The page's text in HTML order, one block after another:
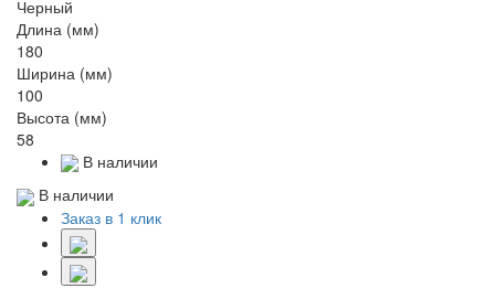
Черный
Длина (мм)
180
Ширина (мм)
100
Высота (мм)
58
В наличии
В наличии
Заказ в 1 клик